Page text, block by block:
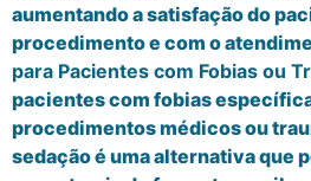
aumentando a satisfação do
procedimento e com o
para Pacientes com Fobias ou
pacientes com fobias
procedimentos médicos ou
sedação é uma alternativa que